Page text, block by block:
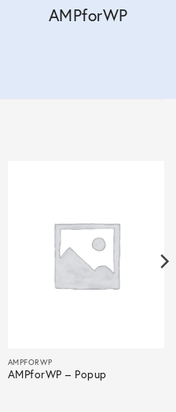
AMPforWP
AMPFORWP
AMPforWP – Popup